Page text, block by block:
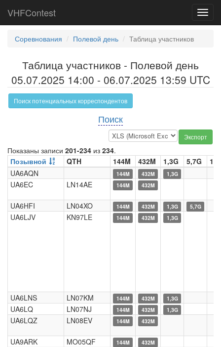
VHFContest
Соревнования Полевой день Таблица участников
Таблица участников - Полевой день
05.07.2025 14:00 - 06.07.2025 13:59 UTC
Поиск потенциальных корреспондентов
Поиск
Экспорт
Показаны записи 201-234 из 234.
Позывной
QTH 144M 432M 1,3G 5,7G
UA6AQN
144M 432M 1,3G
UA6EC LN14AE 144M 432M
UA6HFI LN04XO 144M 432M 1,3G 5,7G
UA6LJV KN97LE 144M 432M 1,3G
UA6LNS LN07KM 144M 432M 1,3G
UA6LQ LN07NJ 144M 432M 1,3G
UA6LQZ LN08EV 144M 432M
UA9ARK MO05QF 144M 432M